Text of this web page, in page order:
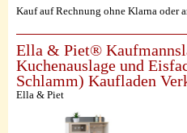
Kauf auf Rechnung ohne Klarna oder
Ella & Piet®
Kuchenauslage und
Schlamm) Kaufladen
Ella & Piet